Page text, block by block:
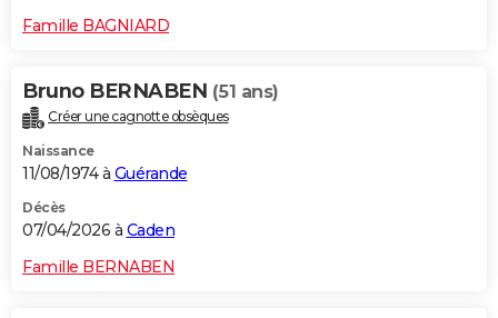
Famille BAGNIARD
Bruno BERNABEN (51 ans)
Créer une cagnotte obsèques
Naissance
11/08/1974 à Guérande
Décès
07/04/2026 à Caden
Famille BERNABEN